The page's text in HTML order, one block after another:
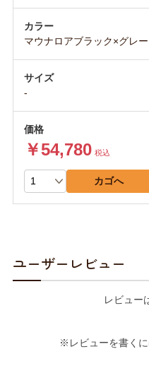
マウナロアブラック×グレー
-
￥54,780 税込
カゴへ
ユーザーレビュー
レビュー
※レビューを書く